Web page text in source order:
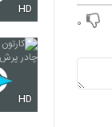
۰
HD
HD